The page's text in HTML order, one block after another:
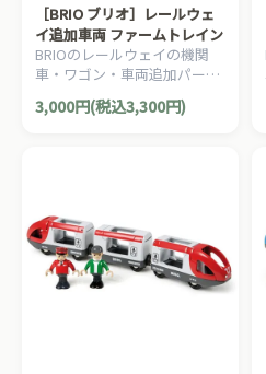
［BRIO ブリオ］レールウェ
イ追加車両 ファームトレイン
BRIOのレールウェイの機関
車・ワゴン・車両追加パーツ
ン、馬、牛のセットになって
3,000円(税込3,300円)